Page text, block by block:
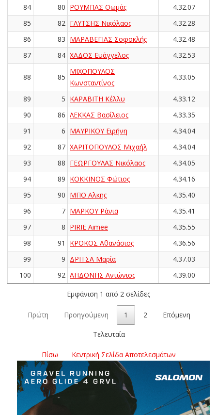
84
80 ΡΟΥΜΠΑΣ Θωμάς
4.32.07
85
82 ΓΛΥΤΣΗΣ Νικόλαος
4.32.28
86
83 ΜΑΡΑΒΕΓΙΑΣ Σοφοκλής
4.32.48
87
84 ΧΑΔΟΣ Ευάγγελος 4.32.53
88 85
ΜΙΧΟΠΟΥΛΟΣ
Κωνσταντίνος
4.33.05
89 5 ΚΑΡΑΒΙΤΗ Κέλλυ
4.33.12
90
86 ΛΕΚΚΑΣ Βασίλειος
4.33.35
91
6 ΜΑΥΡΙΚΟΥ Ειρήνη
4.34.04
92
87 ΧΑΡΙΤΟΠΟΥΛΟΣ Μιχαήλ
4.34.04
93
88 ΓΕΩΡΓΟΥΛΑΣ Νικόλαος
4.34.05
94
89 ΚΟΚΚΙΝΟΣ Φώτιος
4.34.16
95
90 ΜΠΟ Αλκης
4.35.40
96
7 ΜΑΡΚΟΥ Ράνια
4.35.41
97
8 PIRIE Aimee
4.35.55
98
91 ΚΡΟΚΟΣ Αθανάσιος
4.36.56
99
9 ΔΡΙΤΣΑ Μαρία
4.37.03
100
92 ΑΗΔΟΝΗΣ Αντώνιος 4.39.00
Εμφάνιση 1 από 2 σελίδες
Πρώτη Προηγούμενη 1 2 Επόμενη
Τελευταία
Πίσω Κεντρική Σελίδα Αποτελεσμάτων